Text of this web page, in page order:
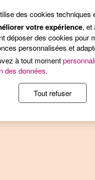
à nos
avons pour nos
et à
de travail stimulant
des cookies
votre expérience, et
déposer des cookies pour
personnalisées et
à tout moment
des données.
Tout refuser